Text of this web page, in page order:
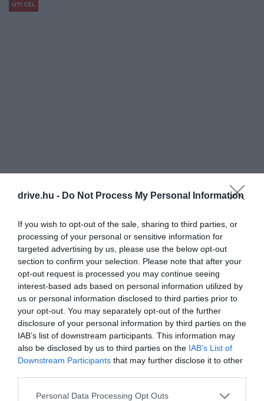
drive.hu - Do Not Process My Personal Information
If you wish to opt-out of the sale, sharing to third parties, or
processing of your personal or sensitive information for
targeted advertising by us, please use the below opt-out
section to confirm your selection. Please note that after your
opt-out request is processed you may continue seeing
interest-based ads based on personal information utilized by
us or personal information disclosed to third parties prior to
your opt-out. You may separately opt-out of the further
disclosure of your personal information by third parties on the
IAB’s list of downstream participants. This information may
also be disclosed by us to third parties on the IAB’s List of
Downstream Participants that may further disclose it to other
Please note that this website/app uses one or more Google
Personal Data Processing Opt Outs
ÚTI CÉL